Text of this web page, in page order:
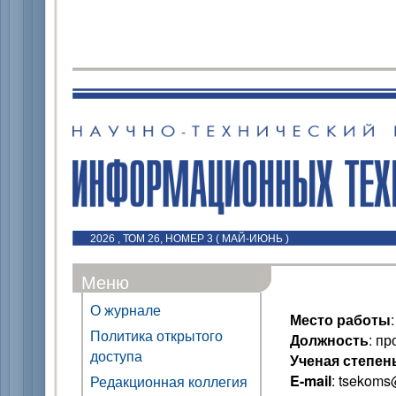
2026 , ТОМ 26, НОМЕР 3 ( МАЙ-ИЮНЬ )
Меню
О журнале
Политика открытого
доступа
Редакционная коллегия
Место работы
Должность:
Ученая
E-mail: